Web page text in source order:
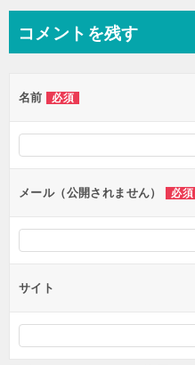
ビ
ー
シ
ン
コメントを残す
名前 必須
メール（公開されません） 必須
サイト